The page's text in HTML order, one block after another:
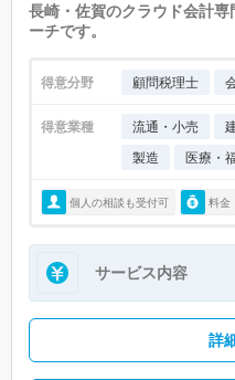
長崎・佐賀のクラウド会計
ーチです。
得意分野 顧問税理士
得意業種 流通・小売
製造
医療・
個人の相談も受付可 料金
サービス内容
詳